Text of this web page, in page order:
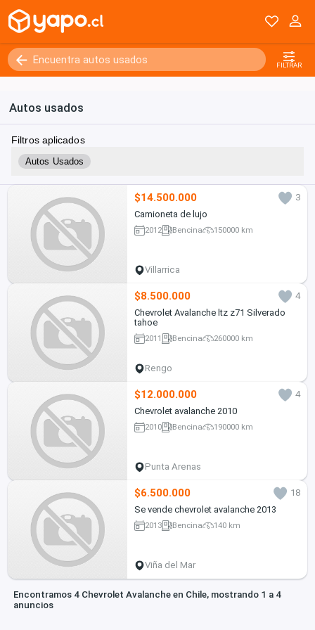
FILTRAR
Autos usados
Filtros aplicados
Autos Usados
$14.500.000
3
Camioneta de lujo
2012 Bencina 150000 km
Villarrica
$8.500.000
4
Chevrolet Avalanche ltz z71 Silverado
tahoe
2011 Bencina 260000 km
Rengo
$12.000.000
4
Chevrolet avalanche 2010
2010 Bencina 190000 km
Punta Arenas
$6.500.000
18
Se vende chevrolet avalanche 2013
2013 Bencina 140 km
Viña del Mar
Encontramos 4 Chevrolet Avalanche en Chile, mostrando 1 a 4
anuncios